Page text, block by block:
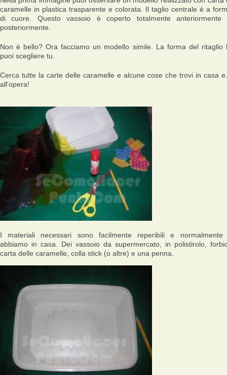
caramelle in plastica trasparente e colorata. Il taglio centrale è a
di cuore. Questo vassoio è coperto totalmente anteriormente
posteriormente.
Non è bello? Ora facciamo un modello simile. La forma del ritaglio
puoi scegliere tu.
Cerca tutte la carte delle caramelle e alcune cose che trovi in casa
all'opera!
I materiali necessari sono facilmente reperibili e normalmente
abbiamo in casa. Dei vassoio da supermercato, in polistirolo,
carta delle caramelle, colla stick (o altre) e una penna.